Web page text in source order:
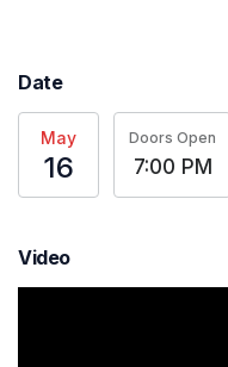
Date
May
16
Doors Open
7:00 PM
Video